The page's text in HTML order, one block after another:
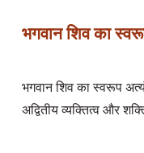
भगवान शिव का
भगवान शिव का स्वरूप
अद्वितीय व्यक्तित्व और